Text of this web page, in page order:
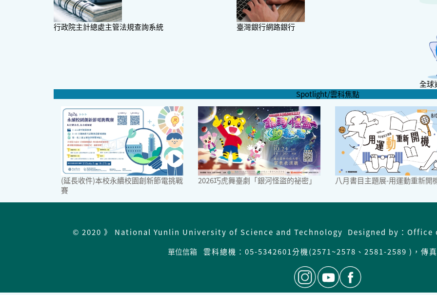
行政院主計總處主管法規查詢系統 臺灣銀行網路銀行
全球
Spotlight/雲科焦點
(延長收件)本校永續校園創新節電挑戰
賽
2026巧虎舞臺劇「銀河怪盜的祕密」 八月書目主題展-用運動重新開
© 2020 》 National Yunlin University of Science and Technology Designed by：
單位信箱
雲科總機：05-5342601分機(2571~2578、2581-2589 )，傳